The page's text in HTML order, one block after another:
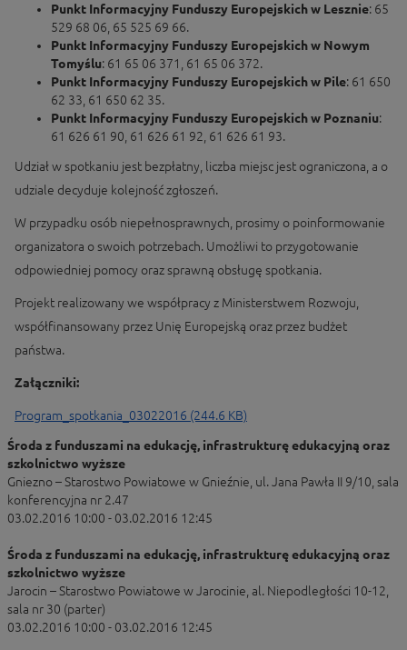
Punkt Informacyjny Funduszy Europejskich w Lesznie: 65
529 68 06, 65 525 69 66.
Punkt Informacyjny Funduszy Europejskich w Nowym
Tomyślu: 61 65 06 371, 61 65 06 372.
Punkt Informacyjny Funduszy Europejskich w Pile: 61 650
62 33, 61 650 62 35.
Punkt Informacyjny Funduszy Europejskich w Poznaniu:
61 626 61 90, 61 626 61 92, 61 626 61 93.
Udział w spotkaniu jest bezpłatny, liczba miejsc jest ograniczona, a o
udziale decyduje kolejność zgłoszeń.
W przypadku osób niepełnosprawnych, prosimy o poinformowanie
organizatora o swoich potrzebach. Umożliwi to przygotowanie
odpowiedniej pomocy oraz sprawną obsługę spotkania.
Projekt realizowany we współpracy z Ministerstwem Rozwoju,
współfinansowany przez Unię Europejską oraz przez budżet
państwa.
Załączniki:
Program_spotkania_03022016 (244.6 KB)
Środa z funduszami na edukację, infrastrukturę edukacyjną oraz
szkolnictwo wyższe
Gniezno – Starostwo Powiatowe w Gnieźnie, ul. Jana Pawła II 9/10, sala
konferencyjna nr 2.47
03.02.2016 10:00 - 03.02.2016 12:45
Środa z funduszami na edukację, infrastrukturę edukacyjną oraz
szkolnictwo wyższe
Jarocin – Starostwo Powiatowe w Jarocinie, al. Niepodległości 10-12,
sala nr 30 (parter)
03.02.2016 10:00 - 03.02.2016 12:45